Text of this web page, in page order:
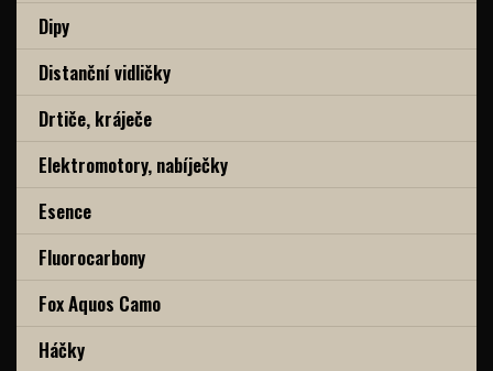
Dipy
Distanční vidličky
Drtiče, kráječe
Elektromotory, nabíječky
Esence
Fluorocarbony
Fox Aquos Camo
Háčky